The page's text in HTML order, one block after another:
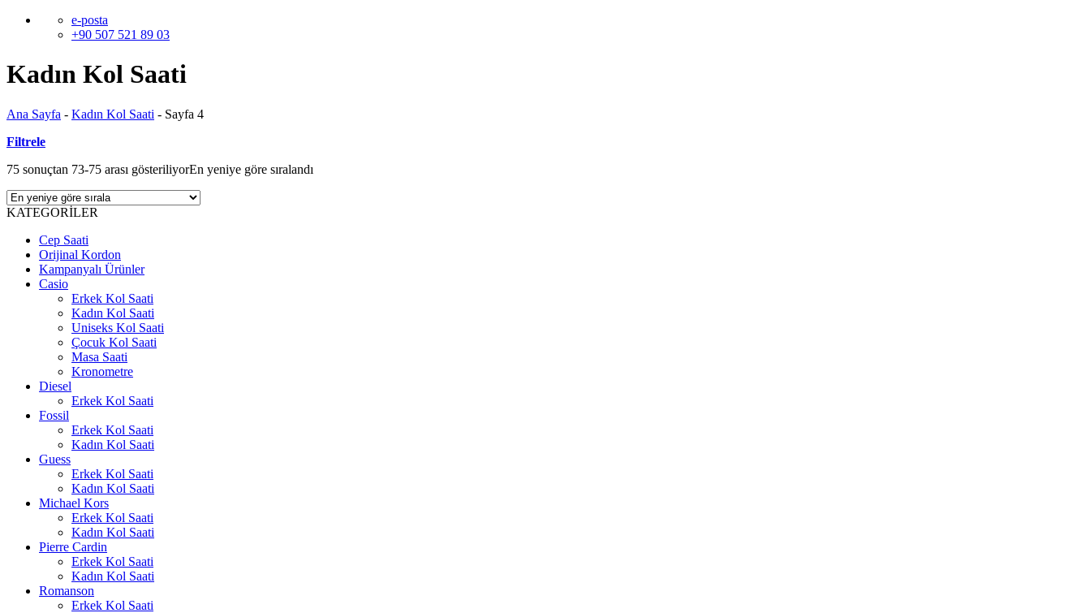
e-posta
+90 507 521 89 03
Kadın Kol Saati
Ana Sayfa - Kadın Kol Saati - Sayfa 4
Filtrele
75 sonuçtan 73-75 arası gösteriliyorEn yeniye göre sıralandı
KATEGORİLER
Cep Saati
Orijinal Kordon
Kampanyalı Ürünler
Casio
Erkek Kol Saati
Kadın Kol Saati
Uniseks Kol Saati
Çocuk Kol Saati
Masa Saati
Kronometre
Diesel
Erkek Kol Saati
Fossil
Erkek Kol Saati
Kadın Kol Saati
Guess
Erkek Kol Saati
Kadın Kol Saati
Michael Kors
Erkek Kol Saati
Kadın Kol Saati
Pierre Cardin
Erkek Kol Saati
Kadın Kol Saati
Romanson
Erkek Kol Saati